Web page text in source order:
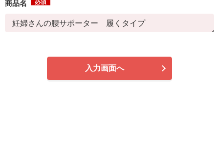
商品名 必須
入力画面へ